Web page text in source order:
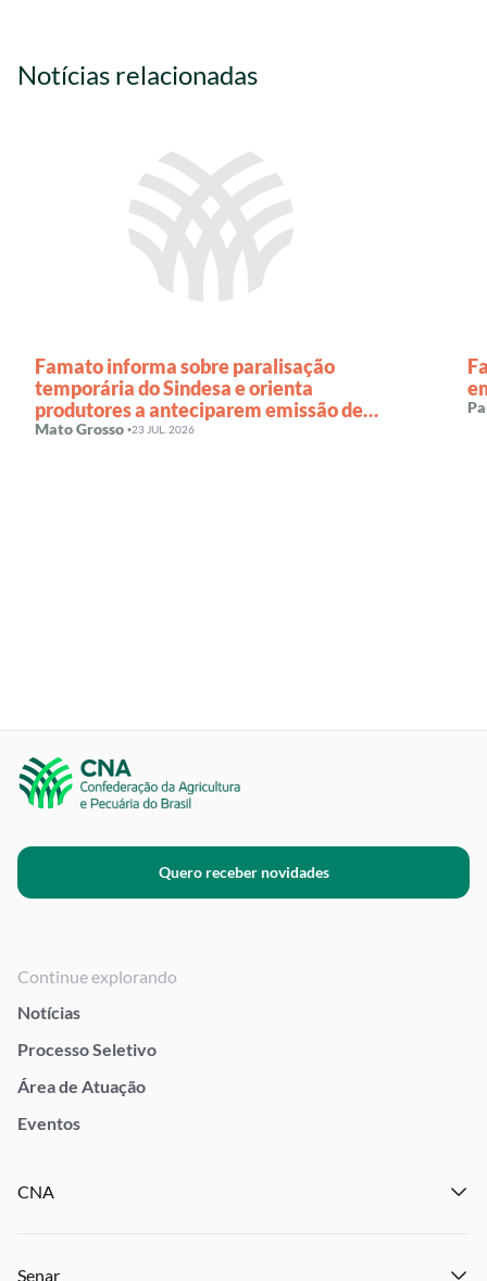
Notícias relacionadas
Famato informa sobre paralisação
temporária do Sindesa e orienta
produtores a anteciparem emissão de
GTAs
Mato Grosso ·23 JUL. 2026
Quero receber novidades
Continue explorando
Notícias
Processo Seletivo
Área de Atuação
Eventos
CNA
Senar